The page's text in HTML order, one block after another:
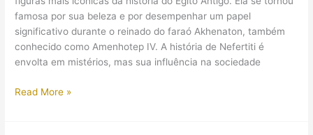
e
arquitetura
monumental
famosa por sua beleza e por desempenhar um papel
significativo durante o reinado do faraó Akhenaton, também
conhecido como Amenhotep IV. A história de Nefertiti é
envolta em mistérios, mas sua influência na sociedade
Nefertiti:
Read More »